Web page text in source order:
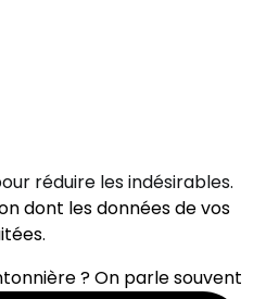
réduire les indésirables.
dont les données de vos
.
? On parle souvent